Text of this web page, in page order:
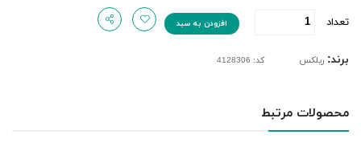
تعداد افزودن به سبد
برند: ریلکس کد: 4128306
محصولات مرتبط